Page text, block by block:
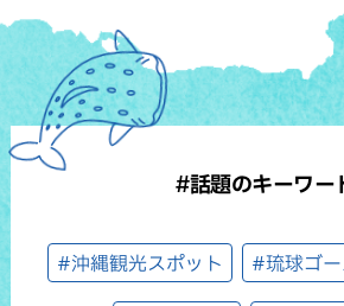
#話題のキーワー
#沖縄観光スポット #琉球ゴー